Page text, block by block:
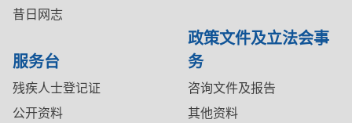
昔日网志
服务台
残疾人士登记证
公开资料
政策文件及立法会事
务
咨询文件及报告
其他资料